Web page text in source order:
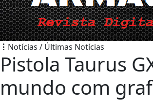
Notícias / Últimas Notícias
Pistola Taurus
mundo com